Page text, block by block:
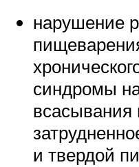
нарушение
синдромы
всасывания
и твердой